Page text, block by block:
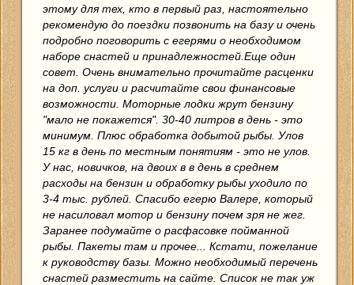
этому для тех, кто в первый раз, настоятельно
рекомендую до поездки позвонить на базу и очень
подробно поговорить с егерями о необходимом
наборе снастей и принадлежностей.Еще один
совет. Очень внимательно прочитайте расценки
на доп. услуги и расчитайте свои финансовые
возможности. Моторные лодки жрут бензину
"мало не покажется". 30-40 литров в день - это
минимум. Плюс обработка добытой рыбы. Улов
15 кг в день по местным понятиям - это не улов.
У нас, новичков, на двоих в в день в среднем
расходы на бензин и обработку рыбы уходило по
3-4 тыс. рублей. Спасибо егерю Валере, который
не насиловал мотор и бензину почем зря не жег.
Заранее подумайте о расфасовке пойманной
рыбы. Пакеты там и прочее... Кстати, пожелание
к руководству базы. Можно необходимый перечень
снастей разместить на сайте. Список не так уж